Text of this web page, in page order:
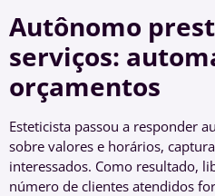
Autônomo
serviços:
orçamentos
Esteticista passou a responder
sobre valores e horários,
interessados. Como resultado,
número de clientes atendidos